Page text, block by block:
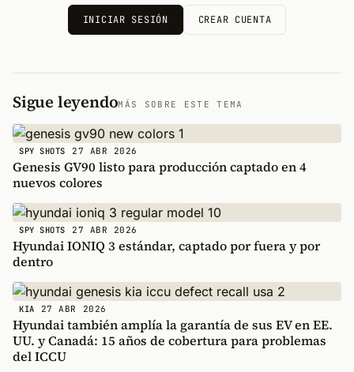
INICIAR SESIÓN CREAR CUENTA
Sigue leyendoMÁS SOBRE ESTE TEMA
SPY SHOTS 27 ABR 2026
Genesis GV90 listo para producción captado en 4
nuevos colores
SPY SHOTS 27 ABR 2026
Hyundai IONIQ 3 estándar, captado por fuera y por
dentro
KIA 27 ABR 2026
Hyundai también amplía la garantía de sus EV en EE.
UU. y Canadá: 15 años de cobertura para problemas
del ICCU